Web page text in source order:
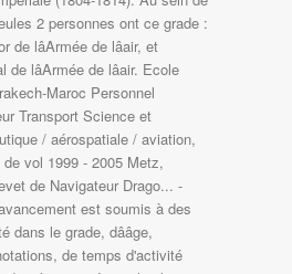
seules 2 personnes ont ce grade :
de lâArmée de lâair, et
de lâArmée de lâair. Ecole
Maroc Personnel
Transport Science et
/ aérospatiale / aviation,
vol 1999 - 2005 Metz,
de Navigateur Drago... -
est soumis à des
le grade, dââge,
de temps d'activité